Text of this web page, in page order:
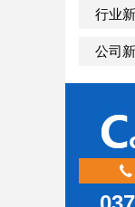
行业
公司